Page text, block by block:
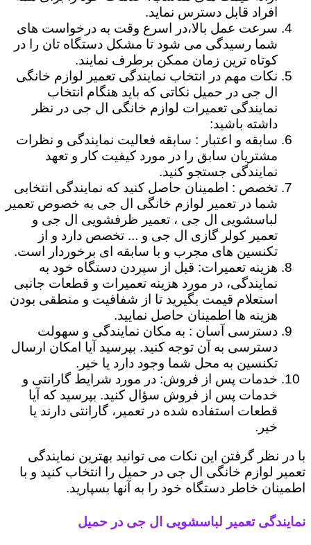
افراد قابل دسترس نماید.
سرعت عمل بالا،در اسرع وقت به درخواست های
شما رسیدگی می شود تا مشکل دستگاه تان را در
کوتاه ترین زمان ممکن برطرف نمایند.
نکات مهم در انتخاب نمایندگی تعمیر لوازم خانگی
ال جی در حمیل نکاتی که باید هنگام انتخاب
نمایندگی تعمیرات لوازم خانگی ال جی در نظر
داشته باشید:
سابقه و اعتبار : سابقه فعالیت نمایندگی و نظرات
مشتریان سابق را در مورد کیفیت کار و تعهد
نمایندگی جستجو کنید.
تخصص : اطمینان حاصل کنید که نمایندگی انتخابی
شما در تعمیر لوازم خانگی ال جی به خصوص تعمیر
لباسشویی ال جی ، تعمیر ظرفشویی ال جی و
تعمیر کولر گازی ال جی و ... تخصص دارد و از
تکنسین های مجرب و با سابقه ای برخوردار است.
هزینه تعمیرات: قبل از سپردن دستگاه خود به
نمایندگی، در مورد هزینه تعمیرات و قطعات جانبی
استعلام قیمت بگیرید تا از شفافیت و منطقی بودن
هزینه ها اطمینان حاصل نمایید.
دسترسی آسان : به مکان نمایندگی و سهولت
دسترسی به آن توجه کنید. بپرسید آیا امکان ارسال
تکنسین به محل شما وجود دارد یا خیر.
خدمات پس از فروش: در مورد شرایط گارانتی و
خدمات پس از فروش سؤال کنید. بپرسید که آیا
قطعات استفاده شده در تعمیر، گارانتی دارند یا
خیر.
با در نظر گرفتن این نکات می توانید بهترین نمایندگی
تعمیر لوازم خانگی ال جی در حمیل را انتخاب کنید و با
اطمینان خاطر دستگاه خود را به آنها بسپارید.
نمایندگی تعمیر لباسشویی ال جی در حمیل